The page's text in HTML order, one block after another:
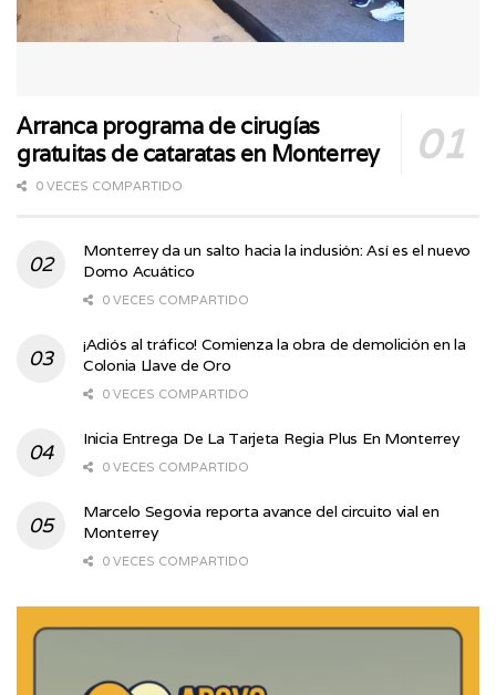
Arranca programa de cirugías
gratuitas de cataratas en Monterrey
0 VECES COMPARTIDO
Monterrey da un salto hacia la inclusión: Así es el nuevo
Domo Acuático
0 VECES COMPARTIDO
¡Adiós al tráfico! Comienza la obra de demolición en la
Colonia Llave de Oro
0 VECES COMPARTIDO
Inicia Entrega De La Tarjeta Regia Plus En Monterrey
0 VECES COMPARTIDO
Marcelo Segovia reporta avance del circuito vial en
Monterrey
0 VECES COMPARTIDO